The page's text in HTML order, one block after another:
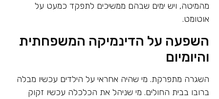
מהמיטה, ויש ימים שבהם ממשיכים לתפקד כמעט על
אוטומט.
השפעה על הדינמיקה המשפחתית
והיומיום
השגרה מתפרקת. מי שהיה אחראי על הילדים עכשיו מבלה
ברובו בבית החולים. מי שניהל את הכלכלה עכשיו זקוק